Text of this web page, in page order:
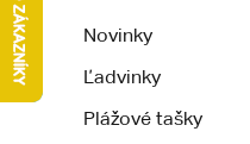
Novinky
Ľadvinky
Plážové tašky